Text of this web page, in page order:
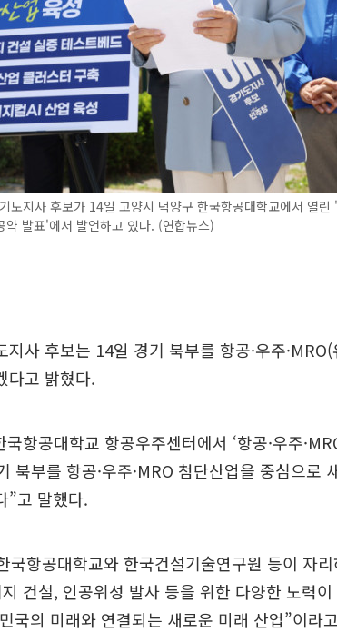
도지사 후보가 14일 고양시 덕양구 한국항공대학교에서 열린
약 발표'에서 발언하고 있다. (연합뉴스)
사 후보는 14일 경기 북부를 항공·우주·MRO(
다고 밝혔다.
항공대학교 항공우주센터에서 ‘항공·우주
북부를 항공·우주·MRO 첨단산업을 중심으로
”고 말했다.
국항공대학교와 한국건설기술연구원 등이 자
건설, 인공위성 발사 등을 위한 다양한 노력이
국의 미래와 연결되는 새로운 미래 산업”이라